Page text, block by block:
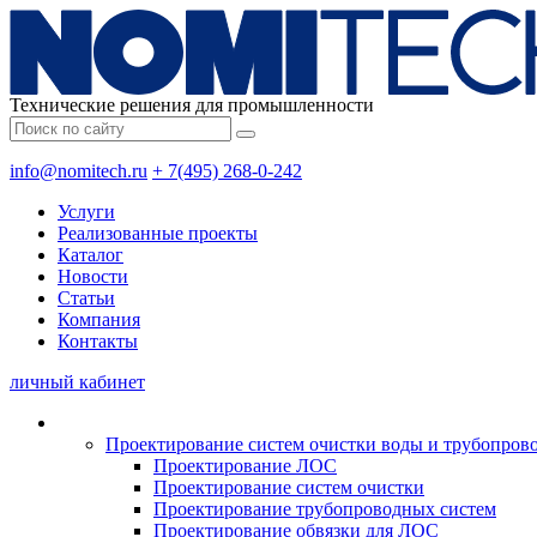
Технические решения для промышленности
info@nomitech.ru + 7(495) 268-0-242
Услуги
Реализованные проекты
Каталог
Новости
Статьи
Компания
Контакты
личный кабинет
Проектирование систем очистки воды и
Проектирование ЛОС
Проектирование систем очистки
Проектирование трубопроводных систем
Проектирование обвязки для ЛОС